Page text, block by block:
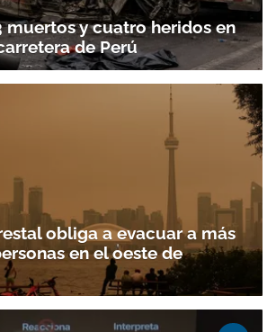
suscribirte a nuestro boletín.
ACEPTAR
muertos y cuatro heridos en
de Perú
obliga a evacuar a más
en el oeste de